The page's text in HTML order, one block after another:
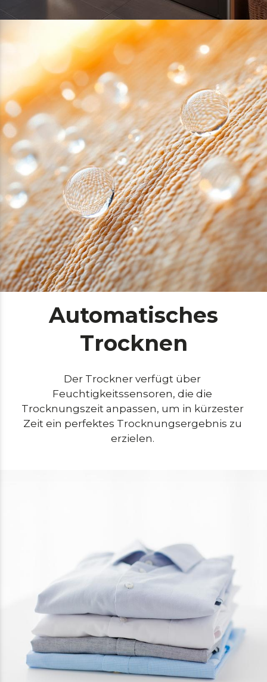
Automatisches
Trocknen
Der Trockner verfügt über
Feuchtigkeitssensoren, die die
Trocknungszeit anpassen, um in kürzester
Zeit ein perfektes Trocknungsergebnis zu
erzielen.